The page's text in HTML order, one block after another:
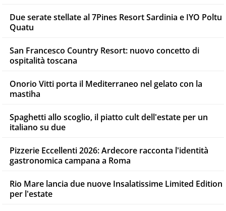
Due serate stellate al 7Pines Resort Sardinia e IYO Poltu
Quatu
San Francesco Country Resort: nuovo concetto di
ospitalità toscana
Onorio Vitti porta il Mediterraneo nel gelato con la
mastiha
Spaghetti allo scoglio, il piatto cult dell'estate per un
italiano su due
Pizzerie Eccellenti 2026: Ardecore racconta l'identità
gastronomica campana a Roma
Rio Mare lancia due nuove Insalatissime Limited Edition
per l'estate